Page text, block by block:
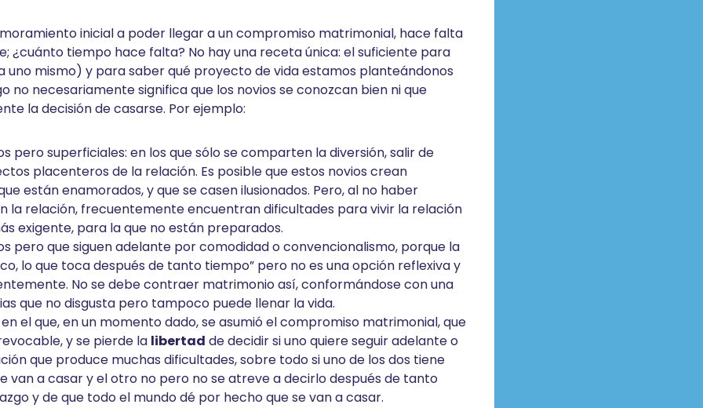
inicial a poder llegar a un compromiso matrimonial, hace falta
¿cuánto tiempo hace falta? No hay una receta única: el suficiente para
uno mismo) y para saber qué proyecto de vida estamos planteándonos
no necesariamente significa que los novios se conozcan bien ni que
la decisión de casarse. Por ejemplo:
pero superficiales: en los que sólo se comparten la diversión, salir de
placenteros de la relación. Es posible que estos novios crean
están enamorados, y que se casen ilusionados. Pero, al no haber
la relación, frecuentemente encuentran dificultades para vivir la relación
exigente, para la que no están preparados.
pero que siguen adelante por comodidad o convencionalismo, porque la
lo que toca después de tanto tiempo” pero no es una opción reflexiva y
No se debe contraer matrimonio así, conformándose con una
que no disgusta pero tampoco puede llenar la vida.
el que, en un momento dado, se asumió el compromiso matrimonial, que
y se pierde la libertad de decidir si uno quiere seguir adelante o
que produce muchas dificultades, sobre todo si uno de los dos tiene
van a casar y el otro no pero no se atreve a decirlo después de tanto
y de que todo el mundo dé por hecho que se van a casar.